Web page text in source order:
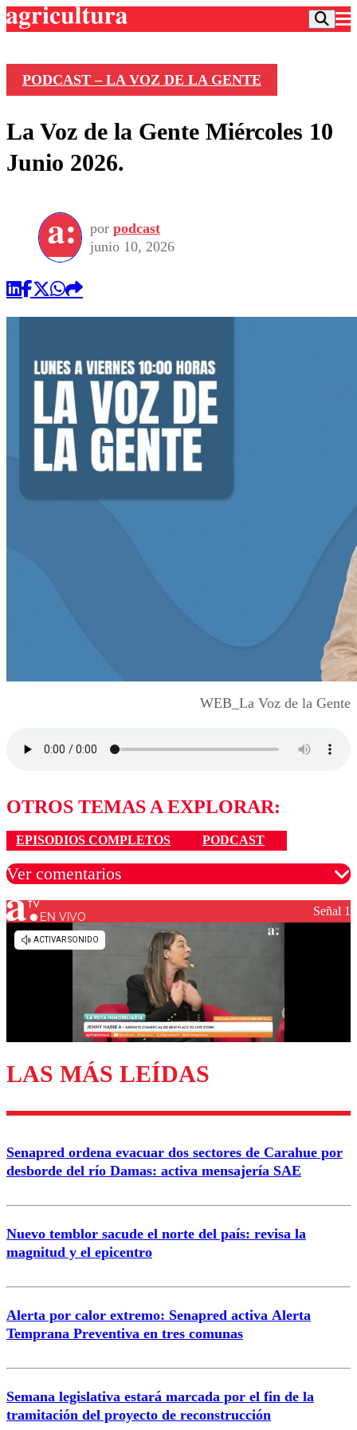
Frecuencias
Agricultura TV
Deportes
Motor
Otros Deportes
Dato Practico
Vida Social
Publicaciones en medios
Comercial
PODCAST – LA VOZ DE LA GENTE
La Voz de la Gente Miércoles 10
Junio 2026.
por podcast
junio 10, 2026
WEB_La Voz de la Gente
OTROS TEMAS A EXPLORAR:
EPISODIOS COMPLETOS PODCAST
Ver comentarios
Los comentarios son moderados para garantizar un
diálogo respetuoso.
Enviar comentario
EN VIVO Señal 1
LAS MÁS LEÍDAS
Senapred ordena evacuar dos sectores de Carahue por
desborde del río Damas: activa mensajería SAE
Nuevo temblor sacude el norte del país: revisa la
magnitud y el epicentro
Alerta por calor extremo: Senapred activa Alerta
Temprana Preventiva en tres comunas
Semana legislativa estará marcada por el fin de la
tramitación del proyecto de reconstrucción